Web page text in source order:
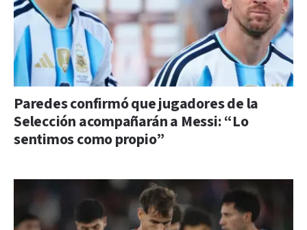
Paredes confirmó que jugadores de la
Selección acompañarán a Messi: “Lo
sentimos como propio”